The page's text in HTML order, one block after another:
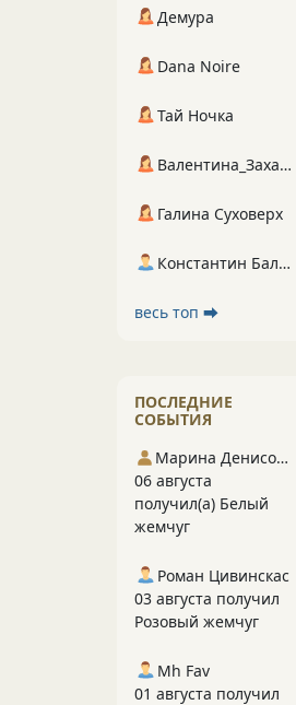
Демура
Dana Noire
Тай Ночка
Валентина_Захарова
Галина Суховерх
Константин Балухта
весь топ ⮕
ПОСЛЕДНИЕ
СОБЫТИЯ
Марина Денисова 5
06 августа
получил(а) Белый
жемчуг
Роман Цивинскас
03 августа получил
Розовый жемчуг
Mh Fav
01 августа получил